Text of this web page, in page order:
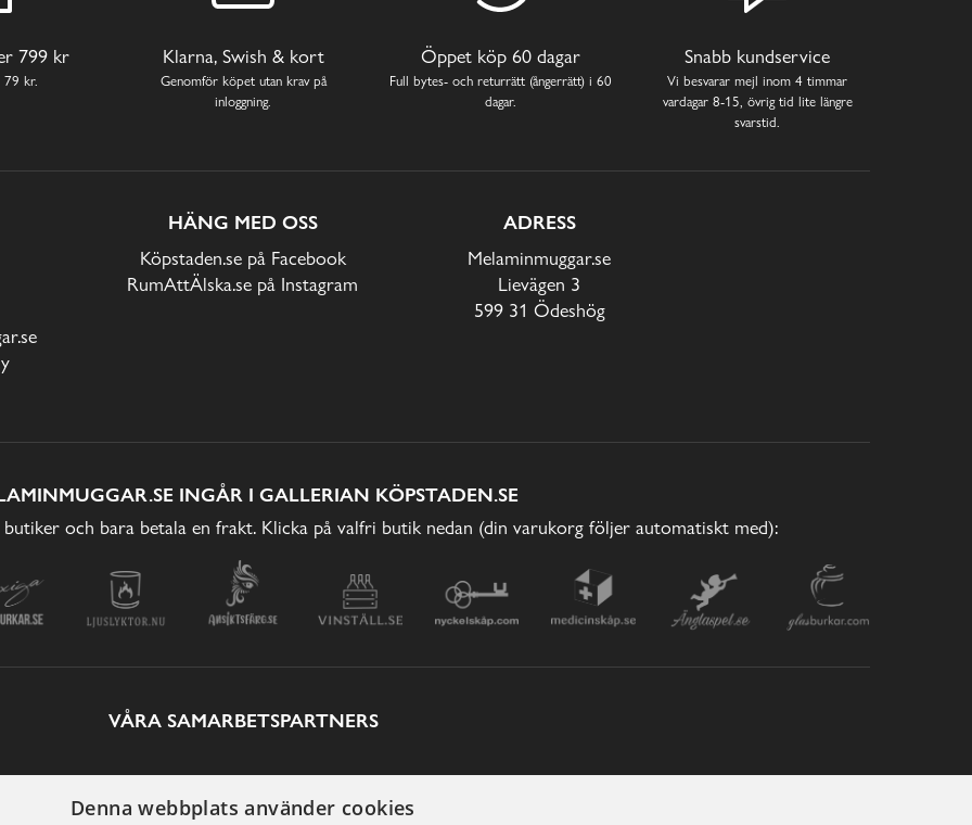
799 kr
79 kr.
Klarna, Swish & kort
Genomför köpet utan krav på
inloggning.
Öppet köp 60 dagar
Full bytes- och returrätt (ångerrätt) i 60
dagar.
Snabb kundservice
Vi besvarar mejl inom 4 timmar
vardagar 8-15, övrig tid lite längre
svarstid.
HÄNG MED OSS
Köpstaden.se på Facebook
RumAttÄlska.se på Instagram
ADRESS
Melaminmuggar.se
Lievägen 3
599 31 Ödeshög
INGÅR I GALLERIAN KÖPSTADEN.SE
och bara betala en frakt. Klicka på valfri butik nedan (din varukorg följer automatiskt med):
VÅRA SAMARBETSPARTNERS
Denna webbplats använder cookies